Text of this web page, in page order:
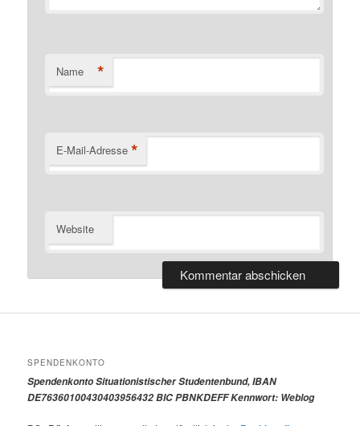
Name *
E-Mail-Adresse *
Website
SPENDENKONTO
Spendenkonto Situationistischer Studentenbund, IBAN
DE76360100430403956432 BIC PBNKDEFF Kennwort: Weblog